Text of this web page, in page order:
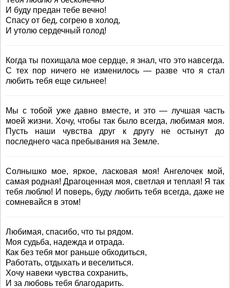
И буду предан тебе вечно!
Спасу от бед, согрею в холод,
И утолю сердечный голод!
Когда ты похищала мое сердце, я знал, что это навсегда.
С тех пор ничего не изменилось — разве что я стал
любить тебя еще сильнее!
Мы с тобой уже давно вместе, и это — лучшая часть
моей жизни. Хочу, чтобы так было всегда, любимая моя.
Пусть наши чувства друг к другу не остынут до
последнего часа пребывания на Земле.
Солнышко мое, яркое, ласковая моя! Ангелочек мой,
самая родная! Драгоценная моя, светлая и теплая! Я так
тебя люблю! И поверь, буду любить тебя всегда, даже не
сомневайся в этом!
Любимая, спасибо, что ты рядом.
Моя судьба, надежда и отрада.
Как без тебя мог раньше обходиться,
Работать, отдыхать и веселиться.
Хочу навеки чувства сохранить,
И за любовь тебя благодарить.